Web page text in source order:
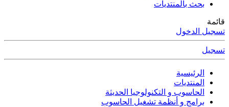
بحث بالمنتديات
الدخول
الرئيسية
المنتديات
الحاسوب و التكنولوجيا الحديثة
برامج و أنظمة تشغيل الحاسوب